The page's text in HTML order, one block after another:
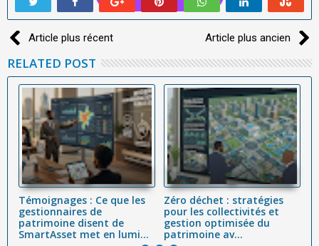
Article plus récent Article plus ancien
RELATED POST
Témoignages : Ce que les
gestionnaires de
patrimoine disent de
SmartAsset met en lumi...
Zéro déchet : stratégies
pour les collectivités et
gestion optimisée du
patrimoine av...